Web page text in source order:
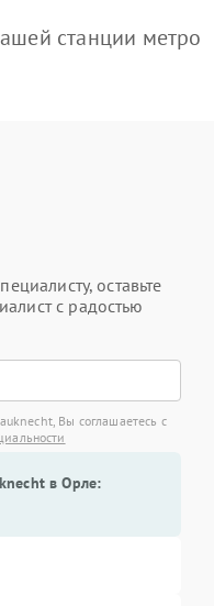
станции метро
оставьте
с радостью
Вы соглашаетесь с
в Орле: